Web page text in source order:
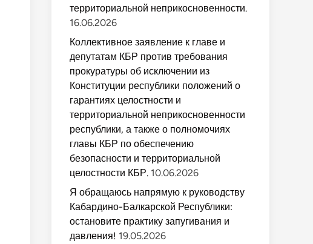
территориальной неприкосновенности.
16.06.2026
Коллективное заявление к главе и
депутатам КБР против требования
прокуратуры об исключении из
Конституции республики положений о
гарантиях целостности и
территориальной неприкосновенности
республики, а также о полномочиях
главы КБР по обеспечению
безопасности и территориальной
целостности КБР. 10.06.2026
Я обращаюсь напрямую к руководству
Кабардино-Балкарской Республики:
остановите практику запугивания и
давления! 19.05.2026